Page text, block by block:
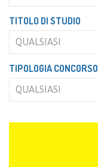
TITOLO DI STUDIO
QUALSIASI
TIPOLOGIA CONCORSO
QUALSIASI